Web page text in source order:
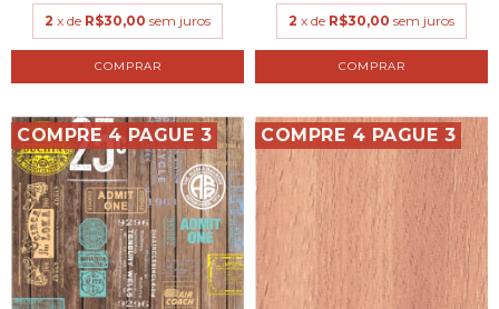
2 x de R$30,00 sem juros 2 x de R$30,00 sem juros
COMPRE 4 PAGUE 3 COMPRE 4 PAGUE 3